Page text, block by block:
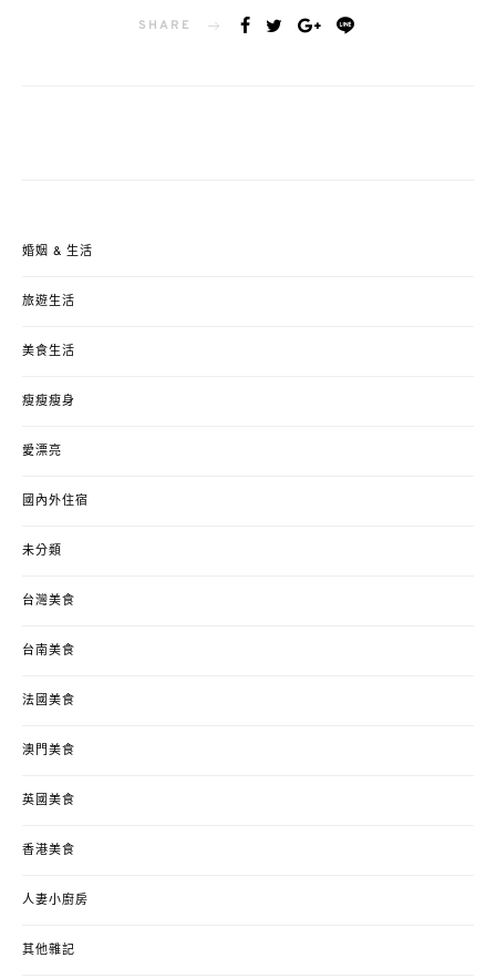
SHARE
婚姻 & 生活
旅遊生活
美食生活
瘦瘦瘦身
愛漂亮
國內外住宿
未分類
台灣美食
台南美食
法國美食
澳門美食
英國美食
香港美食
人妻小廚房
其他雜記